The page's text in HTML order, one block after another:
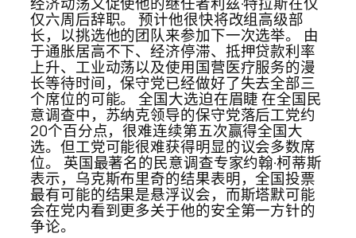
仅六周后辞职。 预计他很快将改组高级部
长，以挑选他的团队来参加下一次选举。 由
于通胀居高不下、经济停滞、抵押贷款利率
上升、工业动荡以及使用国营医疗服务的漫
长等待时间，保守党已经做好了失去全部三
个席位的可能。 全国大选迫在眉睫 在全国民
意调查中，苏纳克领导的保守党落后工党约
20个百分点，很难连续第五次赢得全国大
选。但工党可能很难获得明显的议会多数席
位。 英国最著名的民意调查专家约翰·柯蒂斯
表示，乌克斯布里奇的结果表明，全国投票
最有可能的结果是悬浮议会，而斯塔默可能
会在党内看到更多关于他的安全第一方针的
争论。